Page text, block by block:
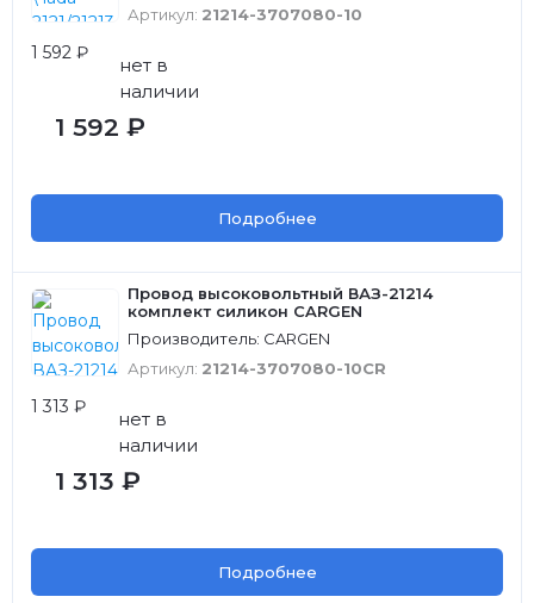
Артикул: 21214-3707080-10
1 592 ₽
нет в
наличии
1 592 ₽
Подробнее
Провод высоковольтный ВАЗ-21214
комплект силикон CARGEN
Производитель: CARGEN
Артикул: 21214-3707080-10CR
1 313 ₽
нет в
наличии
1 313 ₽
Подробнее